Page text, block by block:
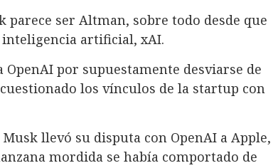
ser Altman, sobre todo desde que
artificial, xAI.
OpenAI por supuestamente desviarse de
los vínculos de la startup con
llevó su disputa con OpenAI a Apple,
mordida se había comportado de